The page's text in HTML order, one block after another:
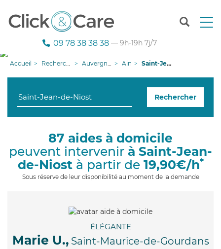
T
n
g
i
09 78 38 38 38 — 9h-19h 7j/7
Accueil Recherche aide à domicile Auvergne-Rhône-Alpes Ain Saint-Jean-de-Niost
Rechercher
87 aides à domicile
peuvent intervenir à Saint-Jean-
de-Niostà partir de 19,90€/h*
Sous réserve de leur disponibilité au moment de la demande
ÉLÉGANTE
Marie U., Saint-Maurice-de-Gourdans